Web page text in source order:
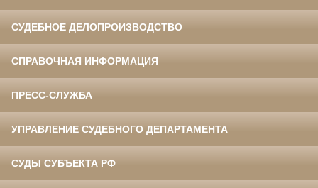
СУДЕБНОЕ ДЕЛОПРОИЗВОДСТВО
СПРАВОЧНАЯ ИНФОРМАЦИЯ
ПРЕСС-СЛУЖБА
УПРАВЛЕНИЕ СУДЕБНОГО ДЕПАРТАМЕНТА
СУДЫ СУБЪЕКТА РФ